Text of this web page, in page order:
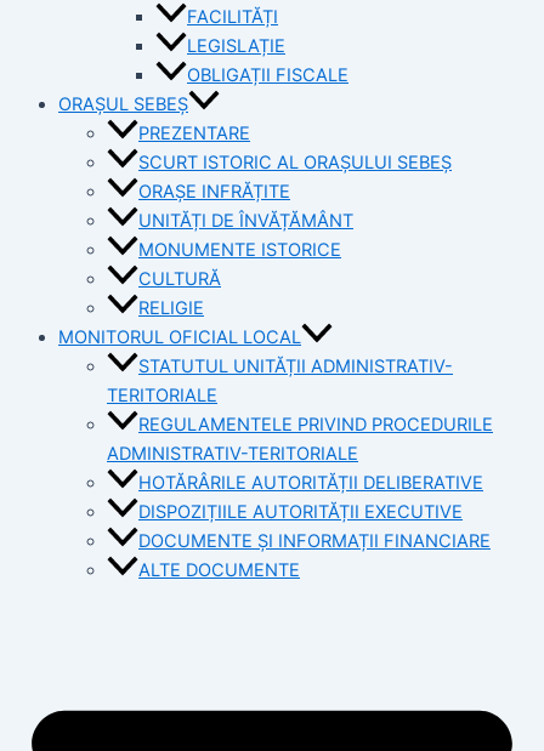
FACILITĂȚI
LEGISLAȚIE
OBLIGAȚII FISCALE
ORAȘUL SEBEȘ
PREZENTARE
SCURT ISTORIC AL ORAȘULUI SEBEȘ
ORAȘE INFRĂȚITE
UNITĂȚI DE ÎNVĂȚĂMÂNT
MONUMENTE ISTORICE
CULTURĂ
RELIGIE
MONITORUL OFICIAL LOCAL
STATUTUL UNITĂȚII ADMINISTRATIV-
TERITORIALE
REGULAMENTELE PRIVIND PROCEDURILE
ADMINISTRATIV-TERITORIALE
HOTĂRÂRILE AUTORITĂȚII DELIBERATIVE
DISPOZIȚIILE AUTORITĂȚII EXECUTIVE
DOCUMENTE ȘI INFORMAȚII FINANCIARE
ALTE DOCUMENTE